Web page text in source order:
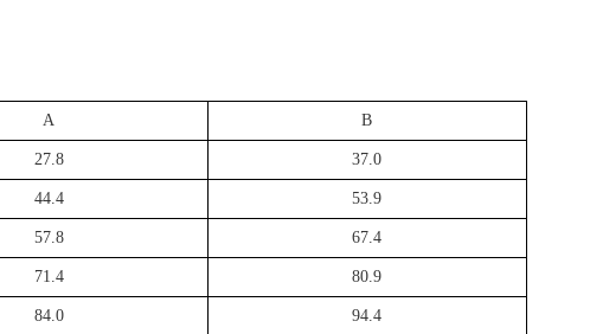
A B
27.8 37.0
44.4 53.9
57.8 67.4
71.4 80.9
84.0 94.4